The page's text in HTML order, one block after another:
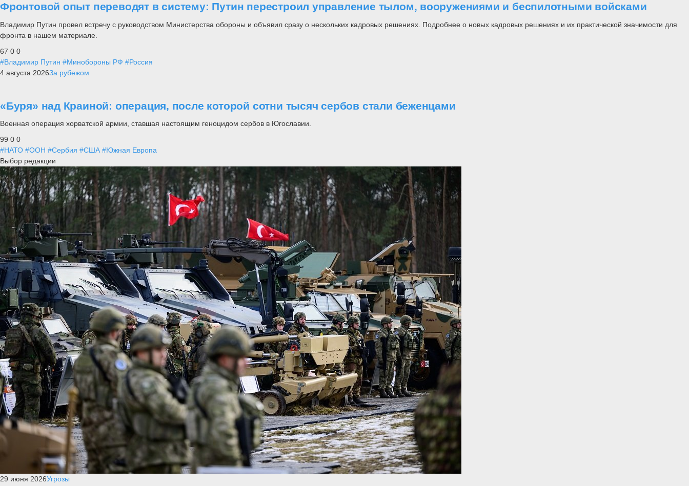
Фронтовой опыт переводят в систему: Путин перестроил управление тылом, вооружениями и беспилотными войсками
Владимир Путин провел встречу с руководством Министерства обороны и объявил сразу о нескольких кадровых решениях. Подробнее о новых кадровых решениях и их практической значимости для
фронта в нашем материале.
67 0 0
#Владимир Путин #Минобороны РФ #Россия
4 августа 2026За рубежом
«Буря» над Краиной: операция, после которой сотни тысяч сербов стали беженцами
Военная операция хорватской армии, ставшая настоящим геноцидом сербов в Югославии.
99 0 0
#НАТО #ООН #Сербия #США #Южная Европа
Выбор редакции
29 июня 2026Угрозы